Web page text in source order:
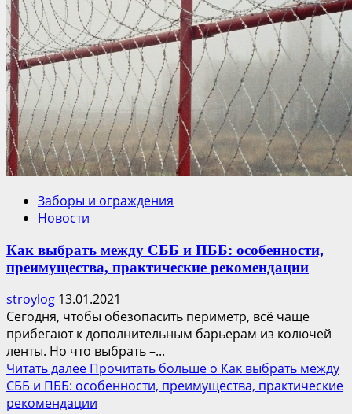
Заборы и ограждения
Новости
Как выбрать между СББ и ПББ: особенности,
преимущества, практические рекомендации
stroylog 13.01.2021
Сегодня, чтобы обезопасить периметр, всё чаще
прибегают к дополнительным барьерам из колючей
ленты. Но что выбрать –...
Читать далее Прочитать больше о Как выбрать между
СББ и ПББ: особенности, преимущества, практические
рекомендации